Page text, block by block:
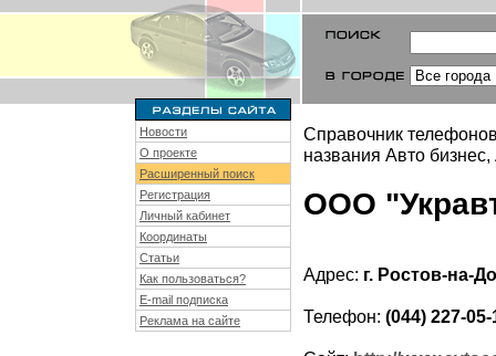
Новости
О проекте
Расширенный поиск
Регистрация
Личный кабинет
Координаты
Статьи
Как пользоваться?
E-mail подписка
Реклама на сайте
Справочник
названия Авто
ООО
Адрес: г. Ростов-на-
Телефон: (044) 227-